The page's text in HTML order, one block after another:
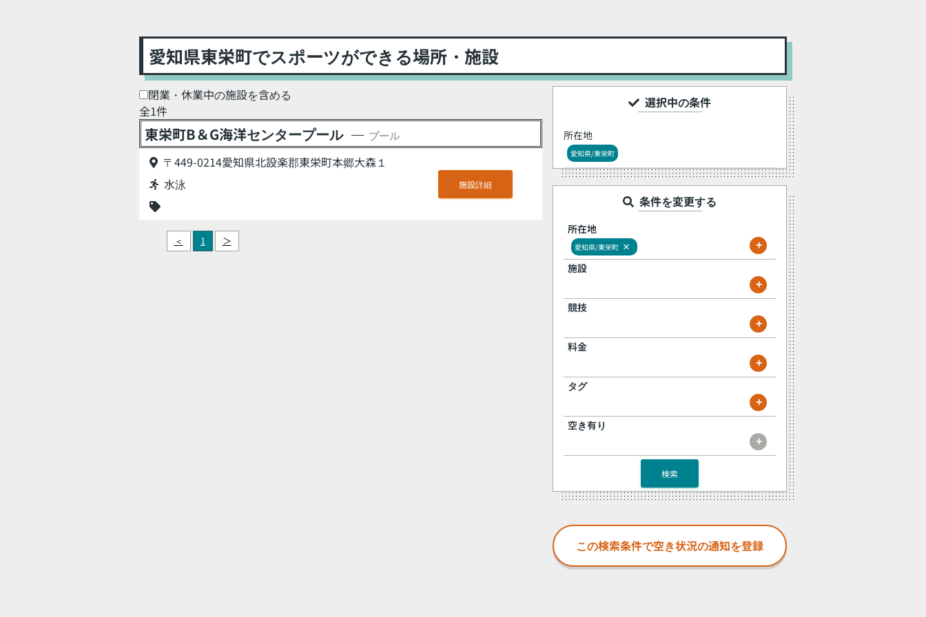
愛知県東栄町でスポーツができる場所・施設
閉業・休業中の施設を含める
全1件
東栄町B＆G海洋センタープール プール
〒449-0214愛知県北設楽郡東栄町本郷大森１
水泳
施設詳細
＜ 1 ＞
選択中の条件
所在地
愛知県/東栄町
条件を変更する
所在地
愛知県/東栄町 × +
施設
+
競技
+
料金
+
タグ
+
空き有り
+
検索